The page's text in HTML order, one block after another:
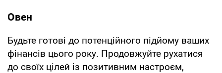
Овен
Будьте готові до потенційного підйому ваших
фінансів цього року. Продовжуйте рухатися
до своїх цілей із позитивним настроєм,